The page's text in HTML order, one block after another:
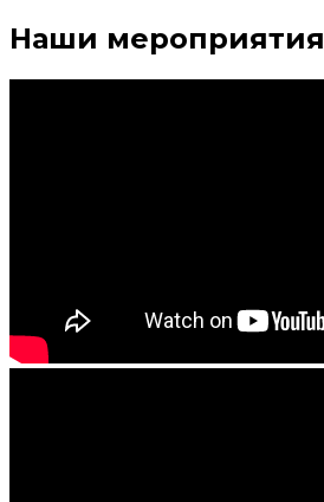
Наши мероприятия